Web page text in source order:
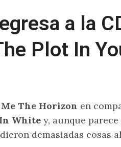
a la
Plot In
The Horizon en
White y, aunque parece
demasiadas cosas